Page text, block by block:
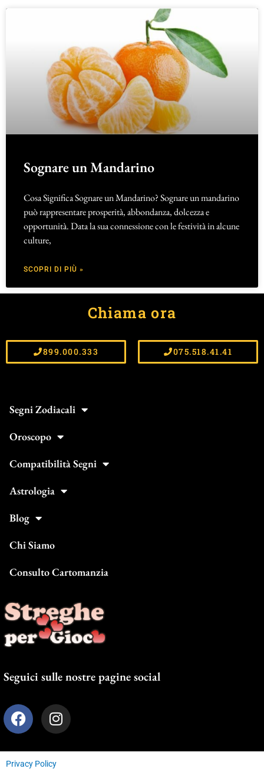
Sognare un Mandarino
Cosa Significa Sognare un Mandarino? Sognare un mandarino
può rappresentare prosperità, abbondanza, dolcezza e
opportunità. Data la sua connessione con le festività in alcune
culture,
SCOPRI DI PIÙ »
Chiama ora
899.000.333 075.518.41.41
Segni Zodiacali
Oroscopo
Compatibilità Segni
Astrologia
Blog
Chi Siamo
Consulto Cartomanzia
Seguici sulle nostre pagine social
F
a
e
b
I
n
t
a
Privacy Policy